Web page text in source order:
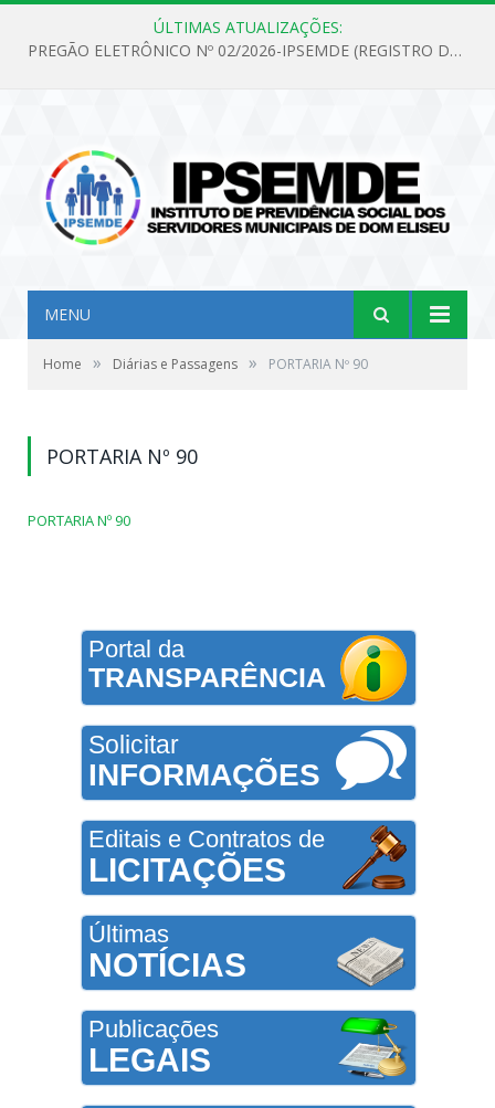
ÚLTIMAS ATUALIZAÇÕES:
PREGÃO ELETRÔNICO Nº 02/2026-IPSEMDE (REGISTRO DE PREÇOS PARA FUTURA E EVENTUAL AQUISIÇÃO DE MATERIAL DE LIMPEZA E GÊNEROS ALIMENTÍCIOS PARA ATENDER AS NECESSIDADES DO INSTITUTO DE PREVIDÊNCIA SOCIAL DOS SERVIDORES MUNICIPAIS DE DOM ELISEU.)
MENU
Home » Diárias e Passagens » PORTARIA Nº 90
PORTARIA Nº 90
PORTARIA Nº 90
Portal da
TRANSPARÊNCIA
Solicitar
INFORMAÇÕES
Editais e Contratos de
LICITAÇÕES
Últimas
NOTÍCIAS
Publicações
LEGAIS